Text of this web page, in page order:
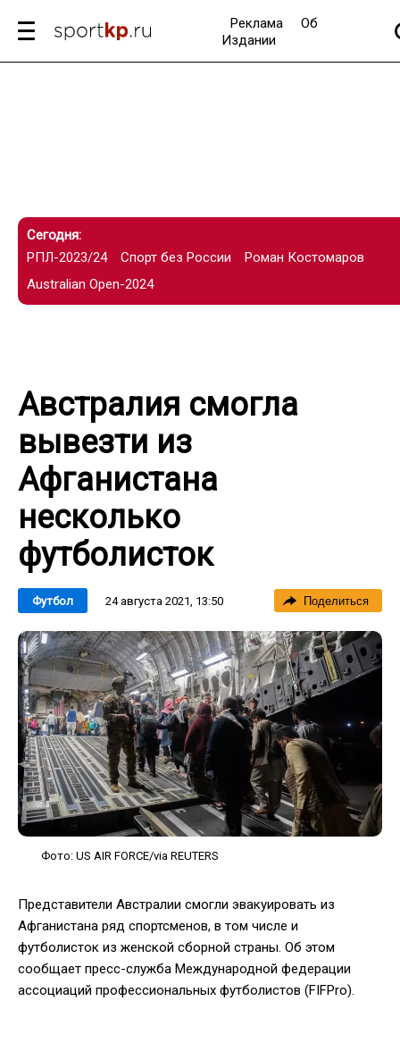
Реклама
Об
Издании
Сегодня:
РПЛ-2023/24
Спорт без России
Роман Костомаров
Australian Open-2024
Австралия смогла
вывезти из
Афганистана
несколько
футболисток
Футбол 24 августа 2021, 13:50 Поделиться
Фото: US AIR FORCE/via REUTERS
Представители Австралии смогли эвакуировать из
Афганистана ряд спортсменов, в том числе и
футболисток из женской сборной страны. Об этом
сообщает пресс-служба Международной федерации
ассоциаций профессиональных футболистов (FIFPro).